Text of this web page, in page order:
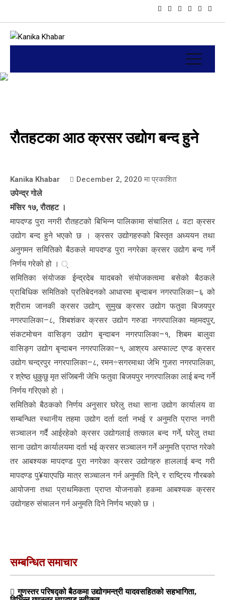
रौतहटका आठ क्रसर उद्योग बन्द हुने
Kanika Khabar December 2, 2020 मा प्रकाशित
उपेन्द्र गोले
मंसिर १७, रौतहट ।
मापदण्ड पुरा नगरी रौतहटको बिभिन्न पालिकामा संचालित ८ वटा क्रसर
उद्योग बन्द हुने भएको छ । क्रसर उद्योगहरुको बिस्तृत अध्ययन तथा
अनुगमन समितिको बैठकले मापदण्ड पुरा नगरेका क्रसर उद्योग बन्द गर्ने
निर्णय गरेको हो । ्
समितिका संयोजक ईन्द्रदेब यादबको संयोजकत्वमा बसेको बैठकले
प्राबिधिक समितिको प्रतिबेदनको आधारमा बृन्दाबन नगरपालिका–६ को
श्रीराम जानकी क्रसर उद्योग, सुमुख क्रसर उद्योग फतुवा बिजयपुर
नगरपालिका–८, शिबशंकर क्रसर उद्योग गरुडा नगरपालिका महमदपुर,
संकटमोचन वासिङ्ग उद्योग बृन्दाबन नगरपालिका–१, शिबम बालुवा
वासिङ्ग उद्योग बृन्दाबन नगरपालिका–१, आश्रय अस्फाल्ट एण्ड क्रसर
उद्योग चन्द्रपुर नगरपालिका–८, रमन÷सगरमाथा जेभि गुजरा नगरपालिका,
र श्रेष्ठ धुकुछु मृत संजिबनी जेभि फतुवा बिजयपुर नगरपालिका लाई बन्द गर्ने
निर्णय गरिएको हो ।
समितिको बैठकको निर्णय अनुसार घरेलु तथा साना उद्योग कार्यालय वा
सम्बन्धित स्थानीय तहमा उद्योग दर्ता दर्ता नभई र अनुमति प्राप्त नगरी
सञ्चालन गर्दै आईरहेको क्रसर उद्योगलाई तत्काल बन्द गर्ने, घरेलु तथा
साना उद्योग कार्यालयमा दर्ता भई क्रसर सञ्चालन गर्ने अनुमति प्राप्त गरेको
तर आबश्यक मापदण्ड पुरा नगरेका क्रसर उद्योगहरु हाललाई बन्द गरी
मापदण्ड पु¥याएपछि मात्र सञ्चालन गर्न अनुमति दिने, र राष्ट्रिय गौरबको
आयोजना तथा प्राथमिकता प्राप्त योजनाको हकमा आबश्यक क्रसर
उद्योगहरु संचालन गर्न अनुमति दिने निर्णय भएको छ ।
सम्बन्धित समाचार
गुणस्तर परिषद्को बैठकमा उद्योगमन्त्री यादवसहितको सहभागिता,